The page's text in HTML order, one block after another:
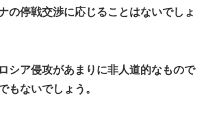
の停戦交渉に応じることはないでしょ
シア侵攻があまりに非人道的なもので
もないでしょう。